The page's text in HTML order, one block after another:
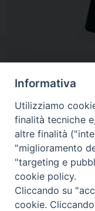
Informativa
Utilizziamo
finalità tecniche
altre finalità
"miglioramento
"targeting e
cookie policy.
Cliccando su
cookie.